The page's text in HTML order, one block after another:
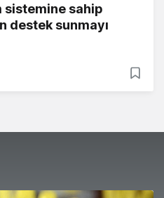
sistemine sahip
destek sunmayı